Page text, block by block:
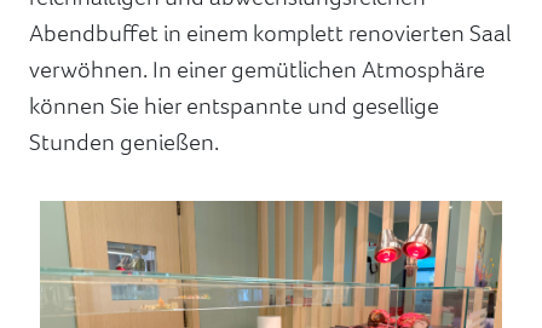
Abendbuffet in einem komplett renovierten Saal
verwöhnen. In einer gemütlichen Atmosphäre
können Sie hier entspannte und gesellige
Stunden genießen.